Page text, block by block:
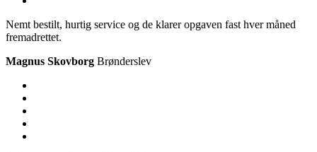
Nemt bestilt, hurtig service og de klarer opgaven fast hver måned
fremadrettet.
Magnus Skovborg Brønderslev